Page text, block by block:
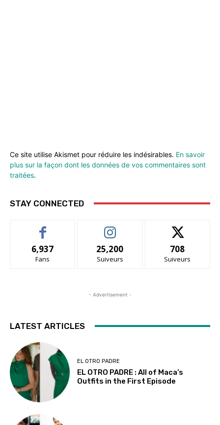
Ce site utilise Akismet pour réduire les indésirables. En savoir
plus sur la façon dont les données de vos commentaires sont
traitées.
STAY CONNECTED
6,937
Fans
25,200
Suiveurs
708
Suiveurs
- Advertisement -
LATEST ARTICLES
EL OTRO PADRE
EL OTRO PADRE : All of Maca’s
Outfits in the First Episode